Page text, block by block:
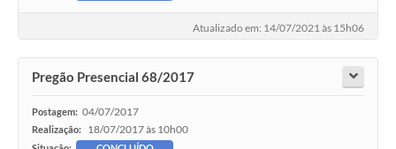
Atualizado em: 14/07/2021 às 15h06
Pregão Presencial 68/2017
Postagem: 04/07/2017
Realização: 18/07/2017 às 10h00